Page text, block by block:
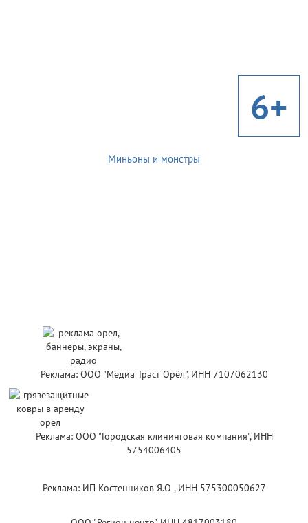
6+
Миньоны и монстры
Реклама: ООО "Медиа Траст Орёл", ИНН 7107062130
Реклама: ООО "Городская клининговая компания", ИНН
5754006405
Реклама: ИП Костенников Я.О , ИНН 575300050627